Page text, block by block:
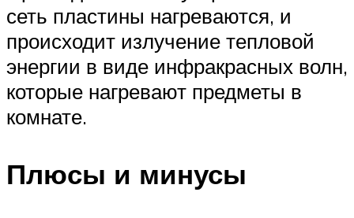
сеть пластины нагреваются, и
происходит излучение тепловой
энергии в виде инфракрасных волн,
которые нагревают предметы в
комнате.
Плюсы и минусы